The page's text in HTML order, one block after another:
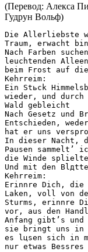
(Перевод: Алекса
Гудрун Вольф)
Die Allerliebste
Traum, erwacht
Nach Farben
leuchtenden
beim Frost auf
Kehrreim:
Ein Stьck
wieder, und
Wald gebleicht
Nach Gesetz und
Entschieden,
hat er uns
In dieser Nacht,
Pausen sammelt’
die Winde
Und mit den
Kehrreim:
Erinnre Dich, die
Laken, voll von
Sturms, erinnre
vor, aus den
Anfang gibt’s
sie bringt uns in
es lцsen sich in
nur etwas